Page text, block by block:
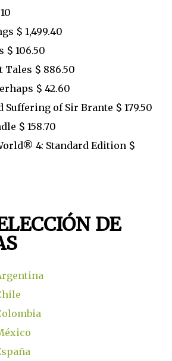
$ 1,499.40
$ 106.50
Tales $ 886.50
$ 42.60
Suffering of Sir Brante $ 179.50
$ 158.70
4: Standard Edition $
DE